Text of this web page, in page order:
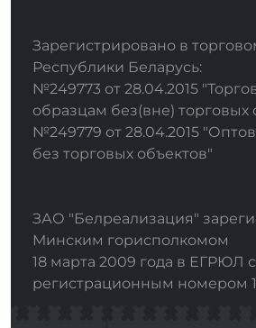
Зарегистрировано в
Республики Беларусь:
№249773 от 28.04.2015
образцам без(вне) торговых
№249779 от 28.04.2015
без торговых объектов"
ЗАО "Белреализация"
Минским горисполкомом
18 марта 2009 года в ЕГРЮЛ с
регистрационным номером